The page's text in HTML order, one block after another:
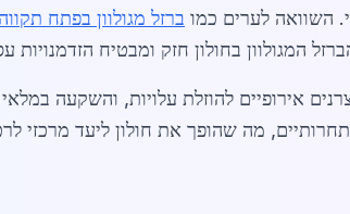
השוואה לערים כמו ברזל מגולוון בפתח תקווה
בחולון חזק ומבטיח הזדמנויות
אירופיים להוזלת עלויות, והשקעה
מה שהופך את חולון ליעד מרכזי